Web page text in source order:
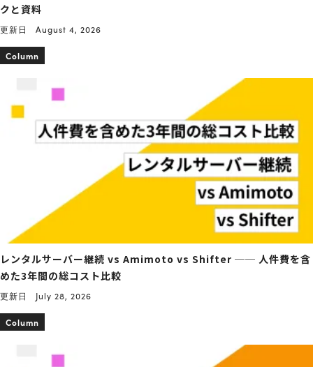
クと資料
更新日 August 4, 2026
Column
レンタルサーバー継続 vs Amimoto vs Shifter ── 人件費を含
めた3年間の総コスト比較
更新日 July 28, 2026
Column